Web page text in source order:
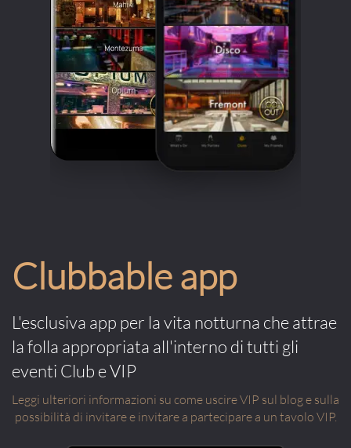
Clubbable app
L'esclusiva app per la vita notturna che attrae
la folla appropriata all'interno di tutti gli
eventi Club e VIP
Leggi ulteriori informazioni su come uscire VIP sul blog e sulla
possibilità di invitare e invitare a partecipare a un tavolo VIP.